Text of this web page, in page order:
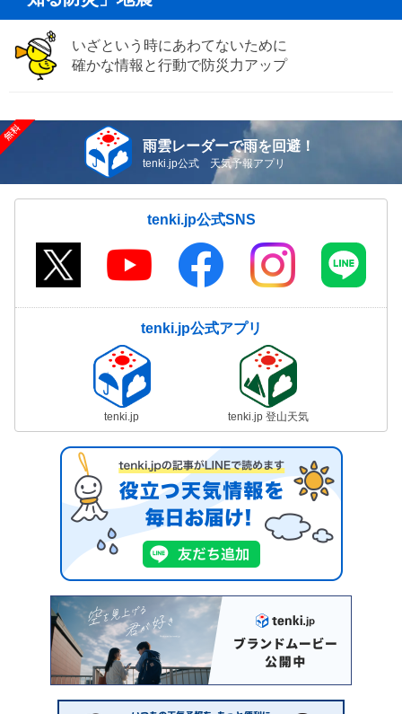
いざという時にあわてないために
確かな情報と行動で防災力アップ
雨雲レーダーで雨を回避！
tenki.jp公式 天気予報アプリ
tenki.jp公式SNS
tenki.jp公式アプリ
tenki.jp tenki.jp 登山天気